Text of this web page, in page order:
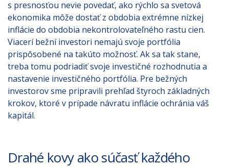
s presnosťou nevie povedať, ako rýchlo sa svetová
ekonomika môže dostať z obdobia extrémne nízkej
inflácie do obdobia nekontrolovateľného rastu cien.
Viacerí bežní investori nemajú svoje portfólia
prispôsobené na takúto možnosť. Ak sa tak stane,
treba tomu podriadiť svoje investičné rozhodnutia a
nastavenie investičného portfólia. Pre bežných
investorov sme pripravili prehľad štyroch základných
krokov, ktoré v prípade návratu inflácie ochránia váš
kapitál.
Drahé kovy ako súčasť každého